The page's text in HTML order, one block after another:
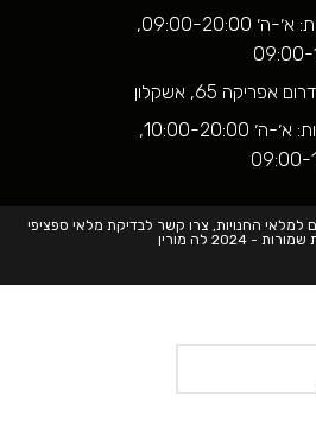
09:00-20:00,
65, אשקלון
10:00-20:00,
למלאי החנויות, צרו קשר לבדיקת מלאי ספציפי
- 2024 לה מורין